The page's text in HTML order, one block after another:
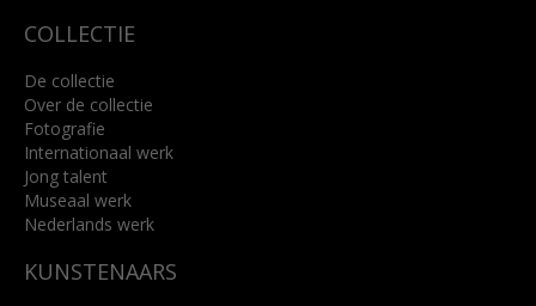
COLLECTIE
De collectie
Over de collectie
Fotografie
Internationaal werk
Jong talent
Museaal werk
Nederlands werk
KUNSTENAARS